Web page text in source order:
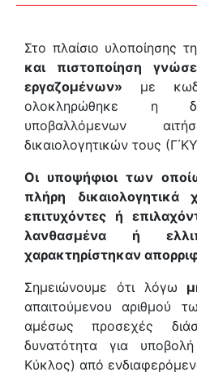
Στο πλαίσιο υλοποίησης
και πιστοποίηση
εργαζομένων» με
ολοκληρώθηκε η
υποβαλλόμενων
δικαιολογητικών τους
Οι υποψήφιοι των
πλήρη δικαιολογητικά
επιτυχόντες ή
λανθασμένα ή
χαρακτηρίστηκαν
Σημειώνουμε ότι λόγω
απαιτούμενου αριθμού
αμέσως προσεχές
δυνατότητα για
Κύκλος) από